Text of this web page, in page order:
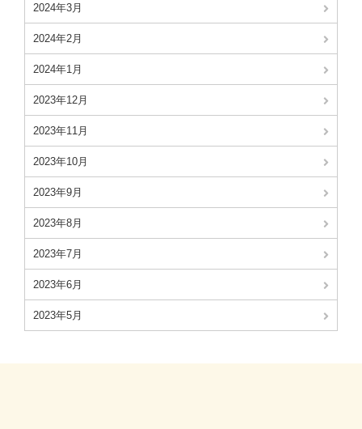
2024年3月
2024年2月
2024年1月
2023年12月
2023年11月
2023年10月
2023年9月
2023年8月
2023年7月
2023年6月
2023年5月